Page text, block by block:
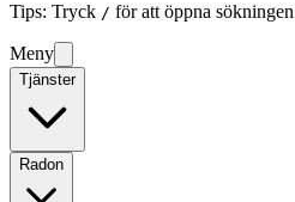
Tips: Tryck / för att öppna sökningen
Meny
Tjänster
Radon